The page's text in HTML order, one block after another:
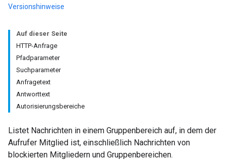
Versionshinweise
Auf dieser Seite
HTTP-Anfrage
Pfadparameter
Suchparameter
Anfragetext
Antworttext
Autorisierungsbereiche
Listet Nachrichten in einem Gruppenbereich auf, in dem der
Aufrufer Mitglied ist, einschließlich Nachrichten von
blockierten Mitgliedern und Gruppenbereichen.